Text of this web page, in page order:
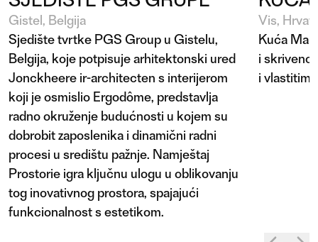
Gistel, Belgija
Sjedište tvrtke PGS Group u Gistelu,
Belgija, koje potpisuje arhitektonski ured
Jonckheere ir-architecten s interijerom
koji je osmislio Ergodôme, predstavlja
radno okruženje budućnosti u kojem su
dobrobit zaposlenika i dinamični radni
procesi u središtu pažnje. Namještaj
Prostorie igra ključnu ulogu u oblikovanju
tog inovativnog prostora, spajajući
funkcionalnost s estetikom.
Vis,
Kuća
i
i vlastitim